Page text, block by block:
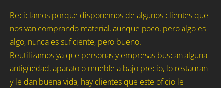
Reciclamos porque disponemos de algunos clientes que
nos van comprando material, aunque poco, pero algo es
algo, nunca es suficiente, pero bueno.
Reutilizamos ya que personas y empresas buscan alguna
antigüedad, aparato o mueble a bajo precio, lo restauran
y le dan buena vida, hay clientes que este oficio le